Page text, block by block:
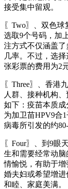
接受集中留观。
〖Two〗、双色
选取9个号码，加
注方式不仅涵盖
几率。不过，选
张彩票的费用为2
〖Three〗、香港
人群、接种机构
如下：疫苗本质
为加卫苗HPV9合
病毒所引发的约
〖Four〗、到9眼
生和需要经常动
情愉悦，有助于
婚夫妇或希望增
和睦、家庭美满。